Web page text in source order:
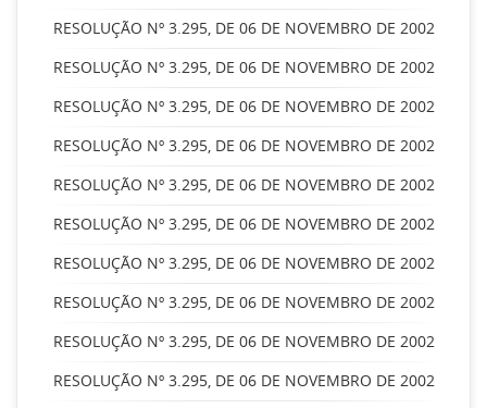
RESOLUÇÃO Nº 3.295, DE 06 DE NOVEMBRO DE 2002
RESOLUÇÃO Nº 3.295, DE 06 DE NOVEMBRO DE 2002
RESOLUÇÃO Nº 3.295, DE 06 DE NOVEMBRO DE 2002
RESOLUÇÃO Nº 3.295, DE 06 DE NOVEMBRO DE 2002
RESOLUÇÃO Nº 3.295, DE 06 DE NOVEMBRO DE 2002
RESOLUÇÃO Nº 3.295, DE 06 DE NOVEMBRO DE 2002
RESOLUÇÃO Nº 3.295, DE 06 DE NOVEMBRO DE 2002
RESOLUÇÃO Nº 3.295, DE 06 DE NOVEMBRO DE 2002
RESOLUÇÃO Nº 3.295, DE 06 DE NOVEMBRO DE 2002
RESOLUÇÃO Nº 3.295, DE 06 DE NOVEMBRO DE 2002